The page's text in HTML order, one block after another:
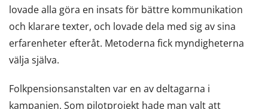
lovade alla göra en insats för bättre kommunikation
och klarare texter, och lovade dela med sig av sina
erfarenheter efteråt. Metoderna fick myndigheterna
välja själva.
Folkpensionsanstalten var en av deltagarna i
kampanjen. Som pilotprojekt hade man valt att